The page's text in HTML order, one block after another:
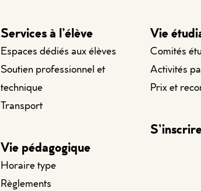
Services à l’élève
Espaces dédiés aux élèves
Soutien professionnel et
technique
Transport
Vie pédagogique
Horaire type
Règlements
Vie
Comités
Activités
Prix et